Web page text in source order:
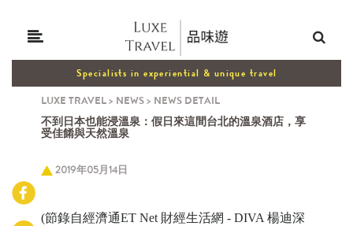
Specialists in experiential & unique travel
LUXE TRAVEL> NEWS> NEWS DETAIL
不到日本也能浸溫泉：假日來這間台北的溫泉酒店，享
受佳餚與天然溫泉
2019年05月14日
(節錄自經濟通ET Net 財經生活網 - DIVA 楊迪深